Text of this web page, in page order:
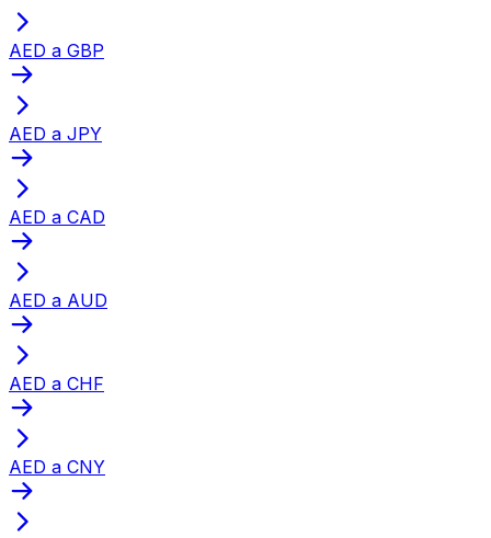
AED a GBP
AED a JPY
AED a CAD
AED a AUD
AED a CHF
AED a CNY